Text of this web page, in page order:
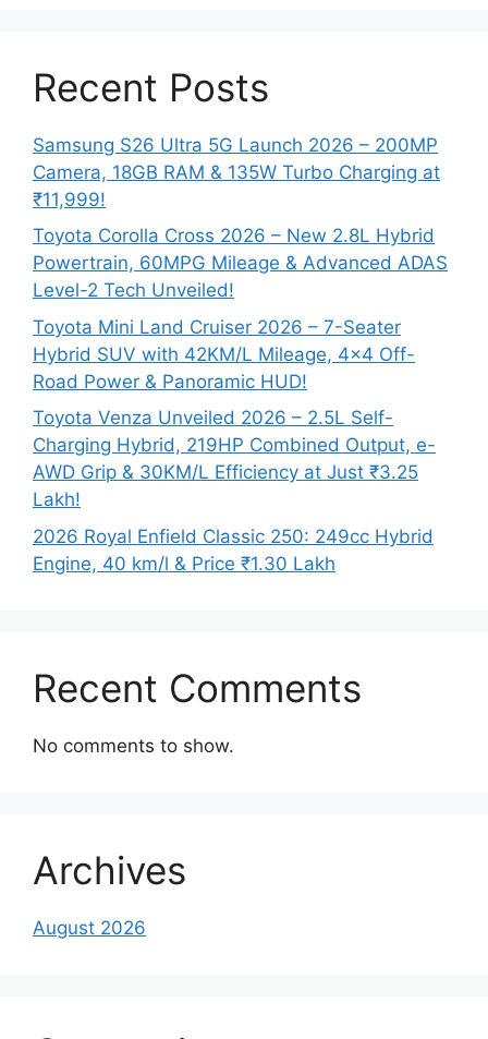
Recent Posts
Samsung S26 Ultra 5G Launch 2026 – 200MP
Camera, 18GB RAM & 135W Turbo Charging at
₹11,999!
Toyota Corolla Cross 2026 – New 2.8L Hybrid
Powertrain, 60MPG Mileage & Advanced ADAS
Level-2 Tech Unveiled!
Toyota Mini Land Cruiser 2026 – 7-Seater
Hybrid SUV with 42KM/L Mileage, 4×4 Off-
Road Power & Panoramic HUD!
Toyota Venza Unveiled 2026 – 2.5L Self-
Charging Hybrid, 219HP Combined Output, e-
AWD Grip & 30KM/L Efficiency at Just ₹3.25
Lakh!
2026 Royal Enfield Classic 250: 249cc Hybrid
Engine, 40 km/l & Price ₹1.30 Lakh
Recent Comments
No comments to show.
Archives
August 2026